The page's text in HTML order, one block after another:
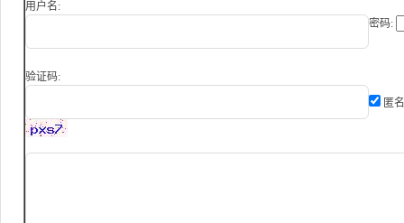
用户名:
密码:
验证码:
匿